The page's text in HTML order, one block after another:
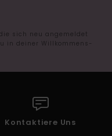
sich neu angemeldet
in deiner Willkommens-
Kontaktiere Uns